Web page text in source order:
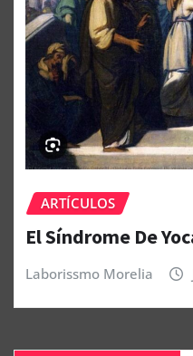
ARTÍCULOS
El Síndrome De
Laborissmo Morelia